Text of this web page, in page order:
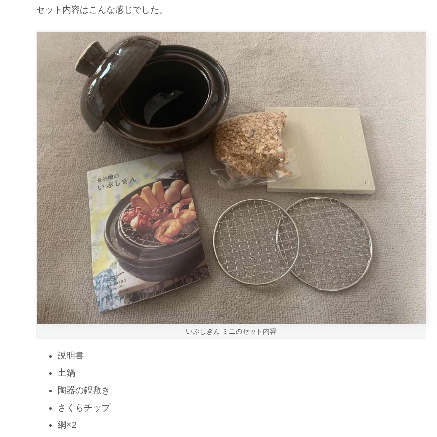
セット内容はこんな感じでした。
いぶしぎん ミニのセット内容
説明書
土鍋
陶器の鍋敷き
さくらチップ
網×2